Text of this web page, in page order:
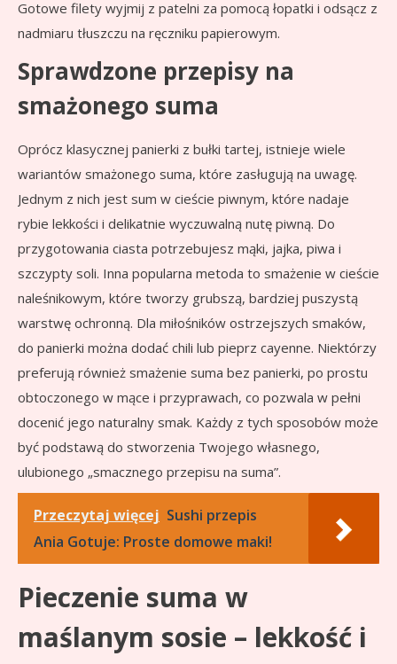
Gotowe filety wyjmij z patelni za pomocą łopatki i odsącz z
nadmiaru tłuszczu na ręczniku papierowym.
Sprawdzone przepisy na
smażonego suma
Oprócz klasycznej panierki z bułki tartej, istnieje wiele
wariantów smażonego suma, które zasługują na uwagę.
Jednym z nich jest sum w cieście piwnym, które nadaje
rybie lekkości i delikatnie wyczuwalną nutę piwną. Do
przygotowania ciasta potrzebujesz mąki, jajka, piwa i
szczypty soli. Inna popularna metoda to smażenie w cieście
naleśnikowym, które tworzy grubszą, bardziej puszystą
warstwę ochronną. Dla miłośników ostrzejszych smaków,
do panierki można dodać chili lub pieprz cayenne. Niektórzy
preferują również smażenie suma bez panierki, po prostu
obtoczonego w mące i przyprawach, co pozwala w pełni
docenić jego naturalny smak. Każdy z tych sposobów może
być podstawą do stworzenia Twojego własnego,
ulubionego „smacznego przepisu na suma”.
Przeczytaj więcej Sushi przepis
Ania Gotuje: Proste domowe maki!
Pieczenie suma w
maślanym sosie – lekkość i